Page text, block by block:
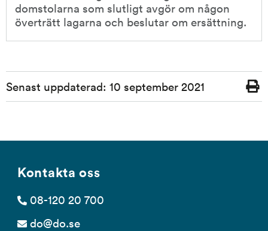
domstolarna som slutligt avgör om någon
överträtt lagarna och beslutar om ersättning.
Sidinformation
Senast uppdaterad: 10 september 2021
Skriv
ut
Kontakta oss
08-120 20 700
do@do.se